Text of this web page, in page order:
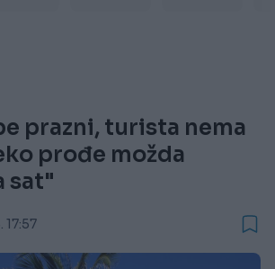
prazni, turista nema
prođe možda
sat"
17:57